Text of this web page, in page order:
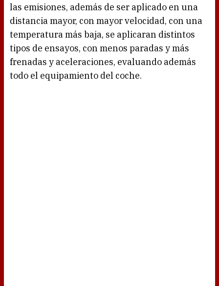
las emisiones, además de ser aplicado en una
distancia mayor, con mayor velocidad, con una
temperatura más baja, se aplicaran distintos
tipos de ensayos, con menos paradas y más
frenadas y aceleraciones, evaluando además
todo el equipamiento del coche.